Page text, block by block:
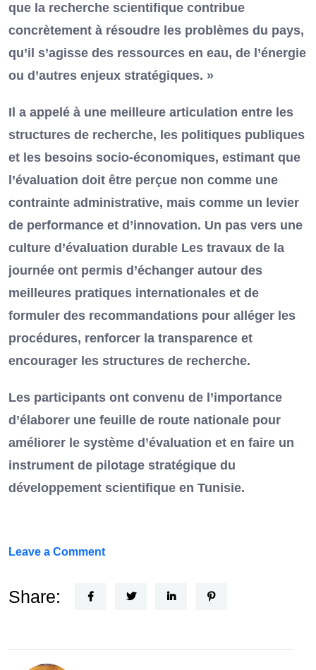
que la recherche scientifique contribue
concrètement à résoudre les problèmes du pays,
qu’il s’agisse des ressources en eau, de l’énergie
ou d’autres enjeux stratégiques. »
Il a appelé à une meilleure articulation entre les
structures de recherche, les politiques publiques
et les besoins socio-économiques, estimant que
l’évaluation doit être perçue non comme une
contrainte administrative, mais comme un levier
de performance et d’innovation. Un pas vers une
culture d’évaluation durable Les travaux de la
journée ont permis d’échanger autour des
meilleures pratiques internationales et de
formuler des recommandations pour alléger les
procédures, renforcer la transparence et
encourager les structures de recherche.
Les participants ont convenu de l’importance
d’élaborer une feuille de route nationale pour
améliorer le système d’évaluation et en faire un
instrument de pilotage stratégique du
développement scientifique en Tunisie.
Leave a Commenton
Horizon
la
Share: